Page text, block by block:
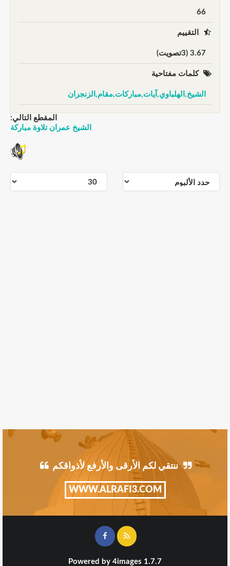
66
التقييم
3.67 (3تصويت)
كلمات مفتاحية
الشيخ,الهلباوي,آيات,مباركات,مقام,الزنجران
المقطع التالي:
الشيخ عمران تلاوة مباركة
ننتقي لكم الأرقى والأرفع لأذواقكم
WWW.ALRAFI3.COM
Powered by 4images 1.7.7